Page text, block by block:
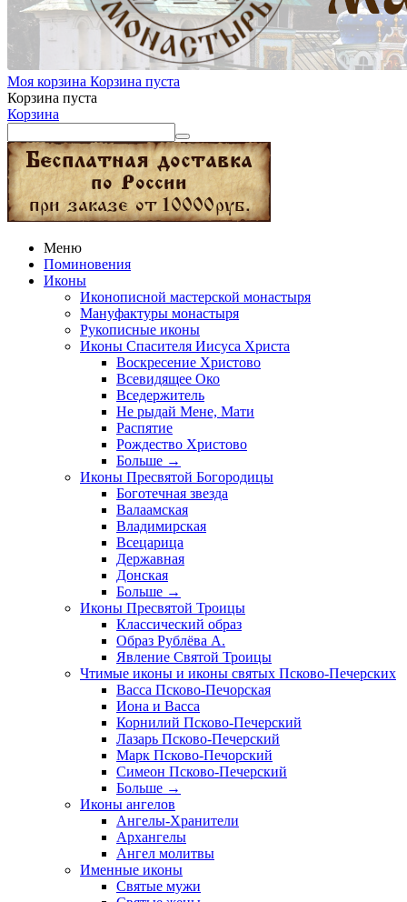
Моя корзина Корзина пуста
Корзина пуста
Корзина
Меню
Поминовения
Иконы
Иконописной мастерской монастыря
Мануфактуры монастыря
Рукописные иконы
Иконы Спасителя Иисуса Христа
Воскресение Христово
Всевидящее Око
Вседержитель
Не рыдай Мене, Мати
Распятие
Рождество Христово
Больше →
Иконы Пресвятой Богородицы
Боготечная звезда
Валаамская
Владимирская
Всецарица
Державная
Донская
Больше →
Иконы Пресвятой Троицы
Классический образ
Образ Рублёва А.
Явление Святой Троицы
Чтимые иконы и иконы святых Псково-Печерских
Васса Псково-Печорская
Иона и Васса
Корнилий Псково-Печерский
Лазарь Псково-Печерский
Марк Псково-Печорский
Симеон Псково-Печерский
Больше →
Иконы ангелов
Ангелы-Хранители
Архангелы
Ангел молитвы
Именные иконы
Святые мужи